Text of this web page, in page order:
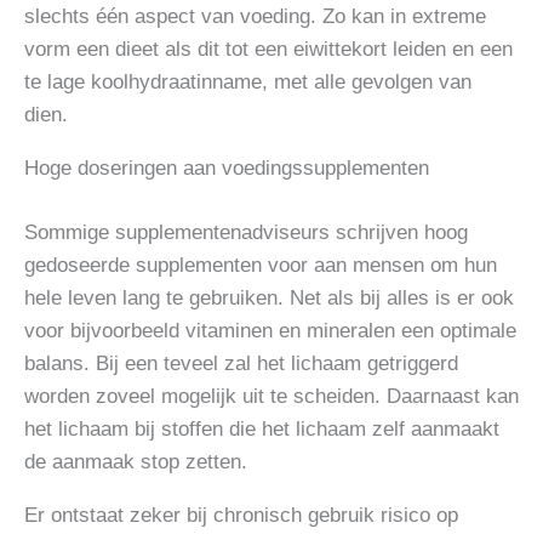
slechts één aspect van voeding. Zo kan in extreme
vorm een dieet als dit tot een eiwittekort leiden en een
te lage koolhydraatinname, met alle gevolgen van
dien.
Hoge doseringen aan voedingssupplementen
Sommige supplementenadviseurs schrijven hoog
gedoseerde supplementen voor aan mensen om hun
hele leven lang te gebruiken. Net als bij alles is er ook
voor bijvoorbeeld vitaminen en mineralen een optimale
balans. Bij een teveel zal het lichaam getriggerd
worden zoveel mogelijk uit te scheiden. Daarnaast kan
het lichaam bij stoffen die het lichaam zelf aanmaakt
de aanmaak stop zetten.
Er ontstaat zeker bij chronisch gebruik risico op